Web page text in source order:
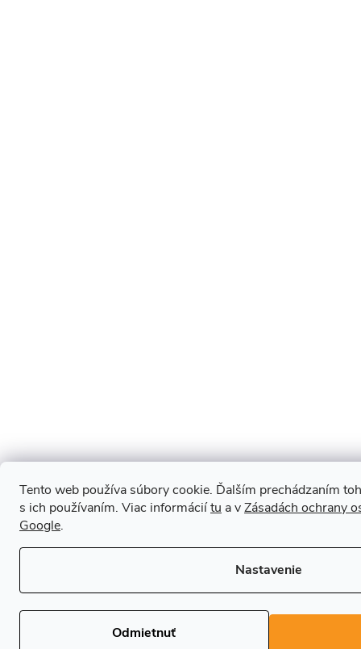
Tento web používa súbory cookie. Ďalším prechádzaním
s ich používaním. Viac informáciítu a vZásadách ochrany
Google.
Nastavenie
Odmietnuť